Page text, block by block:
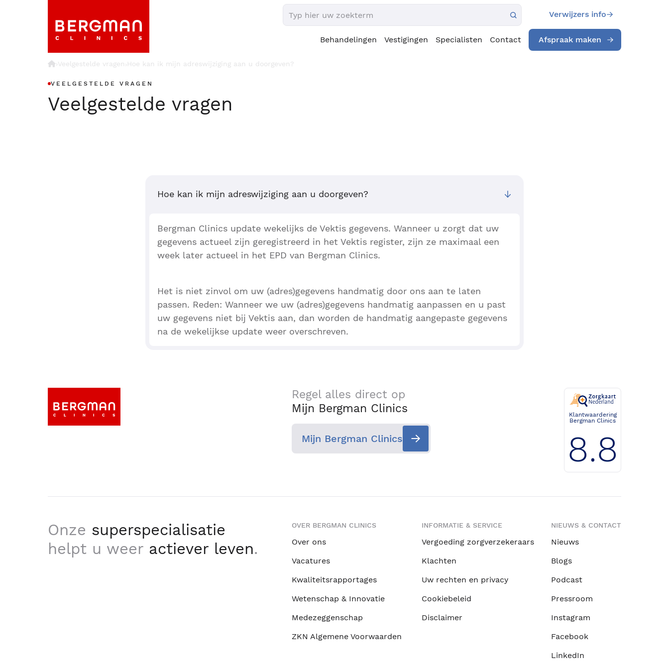
Verwijzers info
Behandelingen Vestigingen Specialisten Contact Afspraak maken
›Veelgestelde vragen›Hoe kan ik mijn adreswijziging aan u doorgeven?
VEELGESTELDE VRAGEN
Veelgestelde vragen
Hoe kan ik mijn adreswijziging aan u doorgeven?
Bergman Clinics update wekelijks de Vektis gegevens. Wanneer u zorgt dat uw
gegevens actueel zijn geregistreerd in het Vektis register, zijn ze maximaal een
week later actueel in het EPD van Bergman Clinics.
Het is niet zinvol om uw (adres)gegevens handmatig door ons aan te laten
passen. Reden: Wanneer we uw (adres)gegevens handmatig aanpassen en u past
uw gegevens niet bij Vektis aan, dan worden de handmatig aangepaste gegevens
na de wekelijkse update weer overschreven.
Regel alles direct op
Mijn Bergman Clinics
Mijn Bergman Clinics
Klantwaardering
Bergman Clinics
8.8
Onze superspecialisatie
helpt u weer actiever leven.
OVER BERGMAN CLINICS
Over ons
Vacatures
Kwaliteitsrapportages
Wetenschap & Innovatie
Medezeggenschap
ZKN Algemene Voorwaarden
INFORMATIE & SERVICE
Vergoeding zorgverzekeraars
Klachten
Uw rechten en privacy
Cookiebeleid
Disclaimer
NIEUWS & CONTACT
Nieuws
Blogs
Podcast
Pressroom
Instagram
Facebook
LinkedIn